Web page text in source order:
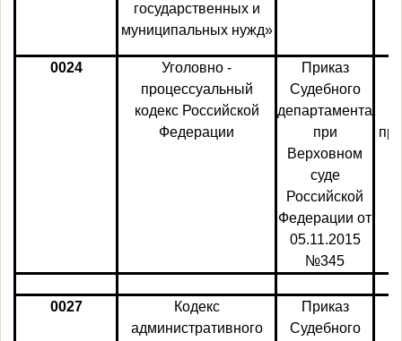
государственных и
муниципальных нужд»
0024
Уголовно -
процессуальный
кодекс Российской
Федерации
Приказ
Судебного
департамента
при
Верховном
суде
Российской
Федерации от
05.11.2015
№345
0027
Кодекс
административного
Приказ
Судебного